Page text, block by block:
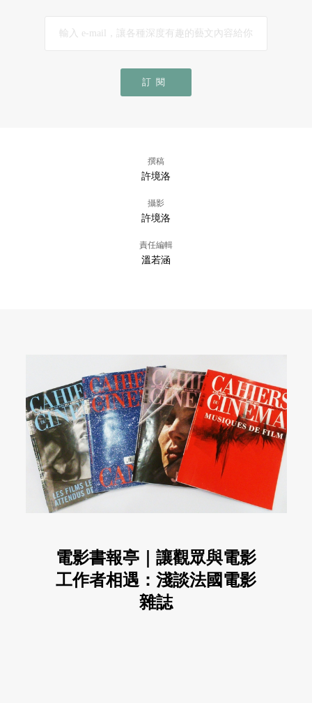
訂閱
撰稿
許境洛
攝影
許境洛
責任編輯
溫若涵
電影書報亭｜讓觀眾與電影
工作者相遇：淺談法國電影
雜誌